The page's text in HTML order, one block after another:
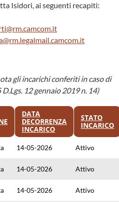
Isidori, ai seguenti recapiti:
gli incarichi conferiti in caso di
12 gennaio 2019 n. 14)
DATA
DECORRENZA
INCARICO
STATO
INCARICO
14-05-2026 Attivo
14-05-2026 Attivo
14-05-2026 Attivo